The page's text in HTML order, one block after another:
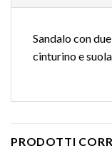
Sandalo con
cinturino e
PRODOTTI